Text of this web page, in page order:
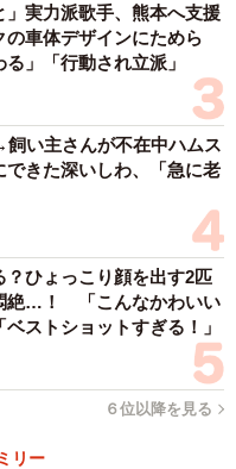
」実力派歌手、熊本へ支援
車体デザインにためら
」「行動され立派」
い主さんが不在中ハムス
きた深いしわ、「急に老
？ひょっこり顔を出す2匹
絶…！ 「こんなかわいい
ストショットすぎる！」
６位以降を見る
リー